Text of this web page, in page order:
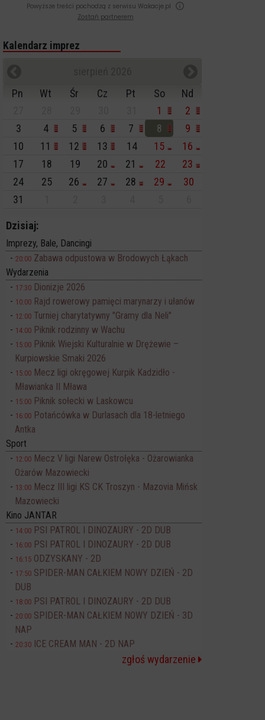
Powyższe treści pochodzą z serwisu Wakacje.pl
Zostań partnerem
Kalendarz imprez
Pn
Wt Śr Cz Pt So
Nd
1
2
3
4 5 6 7 8
9
10
11 12 13 14 15
16
17
18 19 20 21 22
23
24
25 26 27 28 29
30
31
Dzisiaj:
Imprezy, Bale, Dancingi
20:00 Zabawa odpustowa w Brodowych Łąkach
Wydarzenia
17:30 Dionizje 2026
10:00 Rajd rowerowy pamięci marynarzy i ułanów
12:00 Turniej charytatywny "Gramy dla Neli"
14:00 Piknik rodzinny w Wachu
15:00 Piknik Wiejski Kulturalnie w Drężewie –
Kurpiowskie Smaki 2026
15:00 Mecz ligi okręgowej Kurpik Kadzidło -
Mławianka II Mława
15:00 Piknik sołecki w Laskowcu
16:00 Potańcówka w Durlasach dla 18-letniego
Antka
Sport
12:00 Mecz V ligi Narew Ostrołęka - Ożarowianka
Ożarów Mazowiecki
13:00 Mecz III ligi KS CK Troszyn - Mazovia Mińsk
Mazowiecki
Kino JANTAR
14:00 PSI PATROL I DINOZAURY - 2D DUB
16:00 PSI PATROL I DINOZAURY - 2D DUB
16:15 ODZYSKANY - 2D
17:50 SPIDER-MAN CAŁKIEM NOWY DZIEŃ - 2D
DUB
18:00 PSI PATROL I DINOZAURY - 2D DUB
20:00 SPIDER-MAN CAŁKIEM NOWY DZIEŃ - 3D
NAP
20:30 ICE CREAM MAN - 2D NAP
zgłoś wydarzenie